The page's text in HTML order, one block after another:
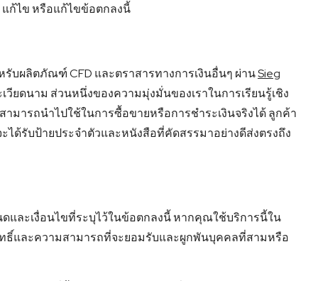
แก้ไข หรือแก้ไขข้อตกลงนี้
ผลิตภัณฑ์ CFD และตราสารทางการเงินอื่นๆ ผ่านSieg
ยดนาม ส่วนหนึ่งของความมุ่งมั่นของเราในการเรียนรู้เชิง
มารถนำไปใช้ในการซื้อขายหรือการชำระเงินจริงได้ ลูกค้า
ด้รับป้ายประจำตัวและหนังสือที่คัดสรรมาอย่างดีส่งตรงถึง
ละเงื่อนไขที่ระบุไว้ในข้อตกลงนี้ หากคุณใช้บริการนี้ใน
ละความสามารถที่จะยอมรับและผูกพันบุคคลที่สามหรือ